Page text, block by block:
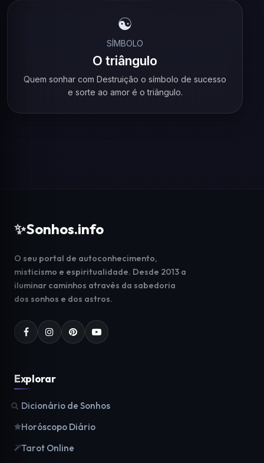
☯️
SÍMBOLO
O triângulo
Quem sonhar com Destruição o símbolo de sucesso
e sorte ao amor é o triângulo.
✨Sonhos.info
O seu portal de autoconhecimento,
misticismo e espiritualidade. Desde 2013 a
iluminar caminhos através da sabedoria
dos sonhos e dos astros.
Explorar
Dicionário de Sonhos
Horóscopo Diário
Tarot Online